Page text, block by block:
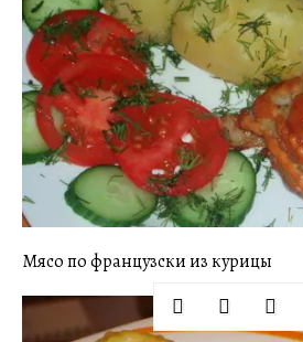
Мясо по французски из курицы